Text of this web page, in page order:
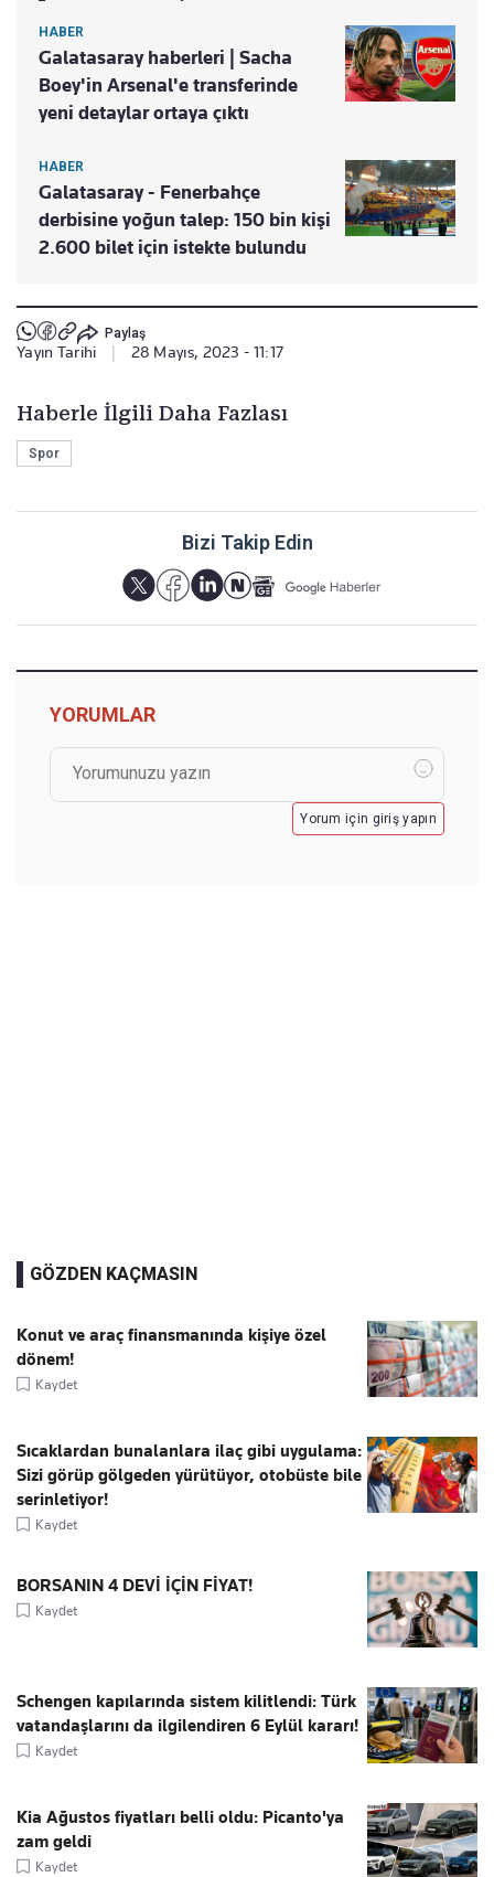
HABER
Galatasaray haberleri | Sacha
Boey'in Arsenal'e transferinde
yeni detaylar ortaya çıktı
HABER
Galatasaray - Fenerbahçe
derbisine yoğun talep: 150 bin kişi
2.600 bilet için istekte bulundu
Paylaş
Yayın Tarihi 28 Mayıs, 2023 - 11:17
Haberle İlgili Daha Fazlası
Spor
Bizi Takip Edin
YORUMLAR
Yorum için giriş yapın
GÖZDEN KAÇMASIN
Konut ve araç finansmanında kişiye özel
dönem!
Kaydet
Sıcaklardan bunalanlara ilaç gibi uygulama:
Sizi görüp gölgeden yürütüyor, otobüste bile
serinletiyor!
Kaydet
BORSANIN 4 DEVİ İÇİN FİYAT!
Kaydet
Schengen kapılarında sistem kilitlendi: Türk
vatandaşlarını da ilgilendiren 6 Eylül kararı!
Kaydet
Kia Ağustos fiyatları belli oldu: Picanto'ya
zam geldi
Kaydet